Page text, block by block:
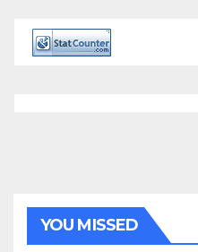
YOU MISSED